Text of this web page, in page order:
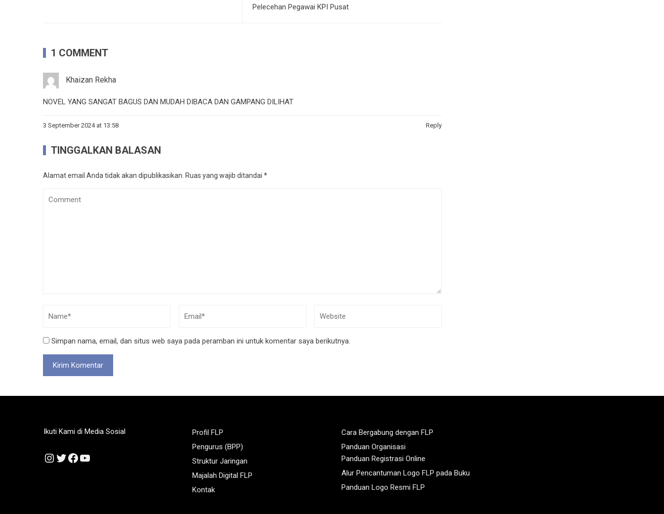
Pelecehan Pegawai KPI Pusat
1 COMMENT
Khaizan Rekha
NOVEL YANG SANGAT BAGUS DAN MUDAH DIBACA DAN GAMPANG DILIHAT
3 September 2024 at 13:58 Reply
TINGGALKAN BALASAN
Alamat email Anda tidak akan dipublikasikan. Ruas yang wajib ditandai *
Simpan nama, email, dan situs web saya pada peramban ini untuk komentar saya berikutnya.
Ikuti Kami di Media Sosial
Instagram
Twitter
Facebook
YouTube
Profil FLP
Pengurus (BPP)
Struktur Jaringan
Majalah Digital FLP
Kontak
Cara Bergabung dengan FLP
Panduan Organisasi
Panduan Registrasi Online
Alur Pencantuman Logo FLP pada Buku
Panduan Logo Resmi FLP